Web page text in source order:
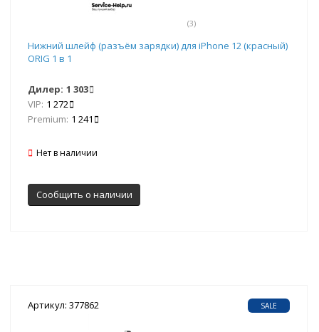
(3)
Нижний шлейф (разъём зарядки) для iPhone 12 (красный)
ORIG 1 в 1
Дилер: 1 303
VIP: 1 272
Premium: 1 241
Нет в наличии
Сообщить о наличии
Артикул: 377862 SALE